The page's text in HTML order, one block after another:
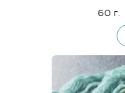
60 г.